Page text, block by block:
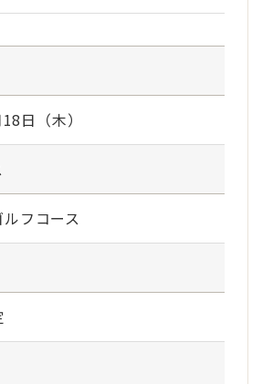
日（木）
フコース